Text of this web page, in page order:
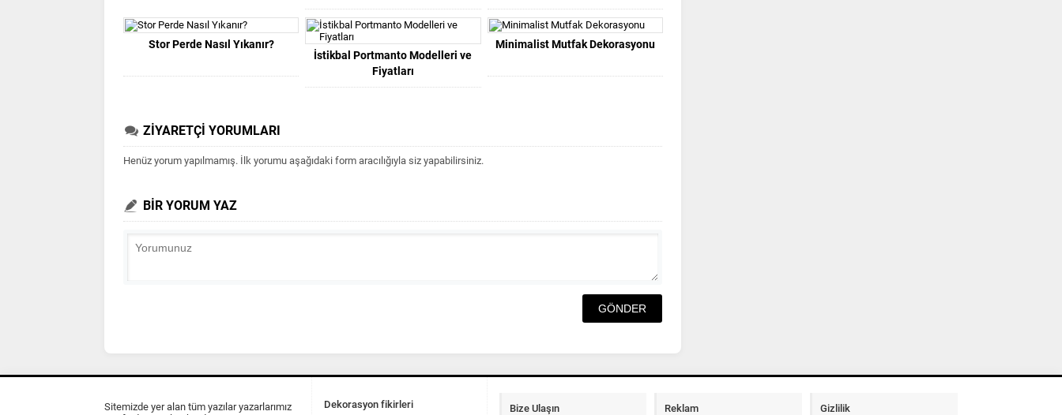
Stor Perde Nasıl Yıkanır?
İstikbal Portmanto Modelleri ve
Fiyatları
Minimalist Mutfak Dekorasyonu
ZİYARETÇİ YORUMLARI
Henüz yorum yapılmamış. İlk yorumu aşağıdaki form aracılığıyla siz yapabilirsiniz.
BİR YORUM YAZ
Sitemizde yer alan tüm yazılar yazarlarımız
Dekorasyon fikirleri Bize Ulaşın Reklam Gizlilik